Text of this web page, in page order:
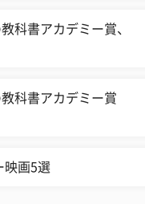
科書アカデミー賞、
科書アカデミー賞
映画5選